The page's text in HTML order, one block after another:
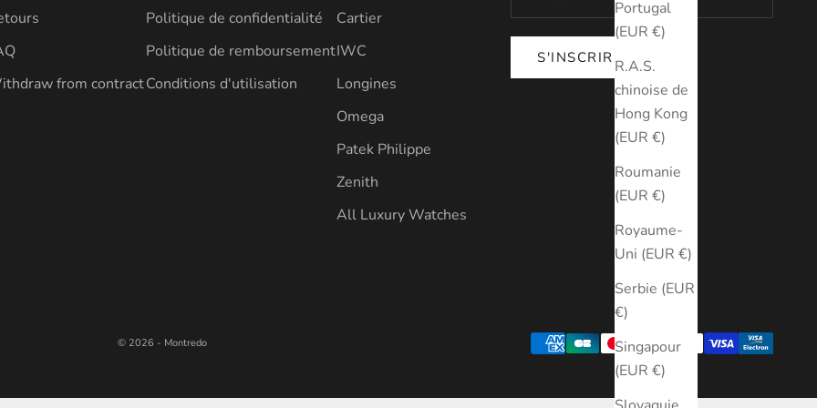
Portugal
(EUR €)
R.A.S.
chinoise de
Hong Kong
(EUR €)
Roumanie
(EUR €)
Royaume-
Uni (EUR €)
Serbie (EUR
€)
Singapour
(EUR €)
from contract
Politique de confidentialité
Politique de remboursement
Conditions d'utilisation
Cartier
IWC
Longines
Omega
Patek Philippe
Zenith
All Luxury Watches
S'INSCRIRE
© 2026 - Montredo